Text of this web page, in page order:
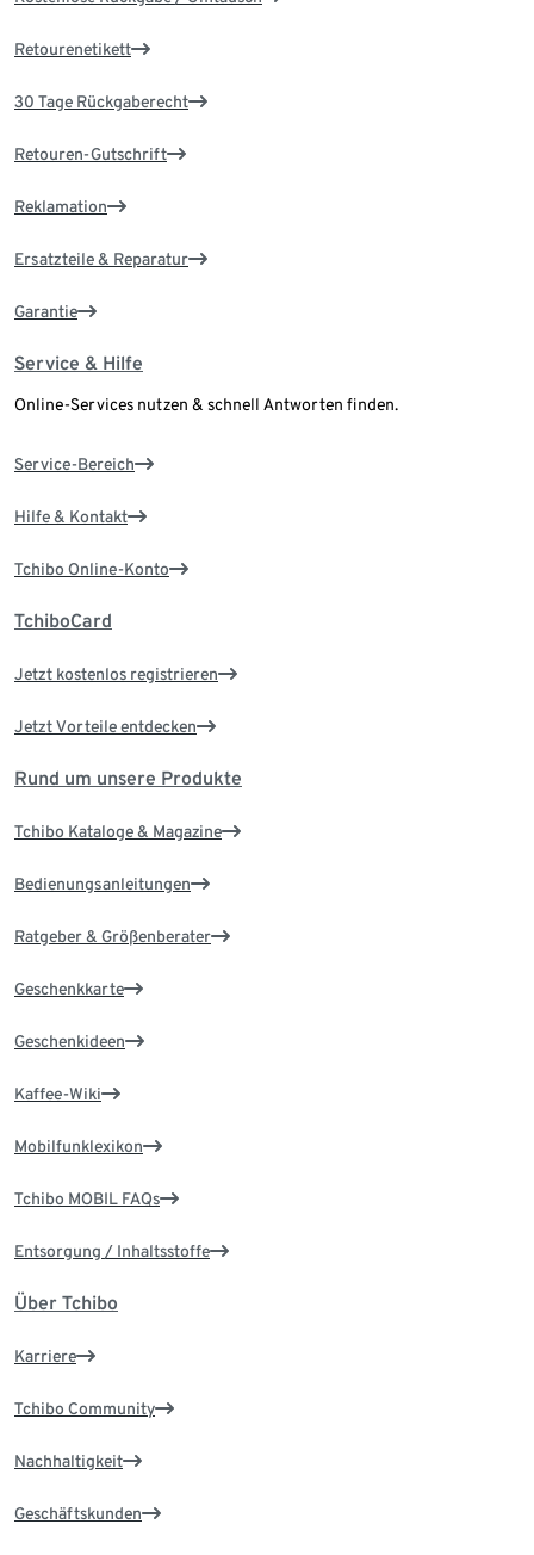
Retourenetikett
30 Tage Rückgaberecht
Retouren-Gutschrift
Reklamation
Ersatzteile & Reparatur
Garantie
Service & Hilfe
Online-Services nutzen & schnell Antworten finden.
Service-Bereich
Hilfe & Kontakt
Tchibo Online-Konto
TchiboCard
Jetzt kostenlos registrieren
Jetzt Vorteile entdecken
Rund um unsere Produkte
Tchibo Kataloge & Magazine
Bedienungsanleitungen
Ratgeber & Größenberater
Geschenkkarte
Geschenkideen
Kaffee-Wiki
Mobilfunklexikon
Tchibo MOBIL FAQs
Entsorgung / Inhaltsstoffe
Über Tchibo
Karriere
Tchibo Community
Nachhaltigkeit
Geschäftskunden